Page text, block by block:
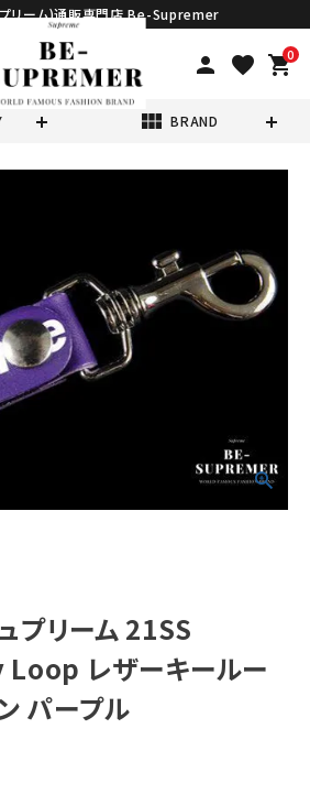
リーム)通販専門店 Be-Supremer
person favorite 0
shopping_cart
view_module BRAND
ーブ リーム 21SS
レザーキールー
パープル